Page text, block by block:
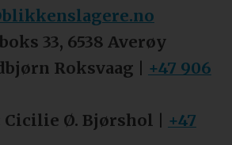
33, 6538 Averøy
Roksvaag | +47 906
Cicilie Ø. Bjørshol | +47